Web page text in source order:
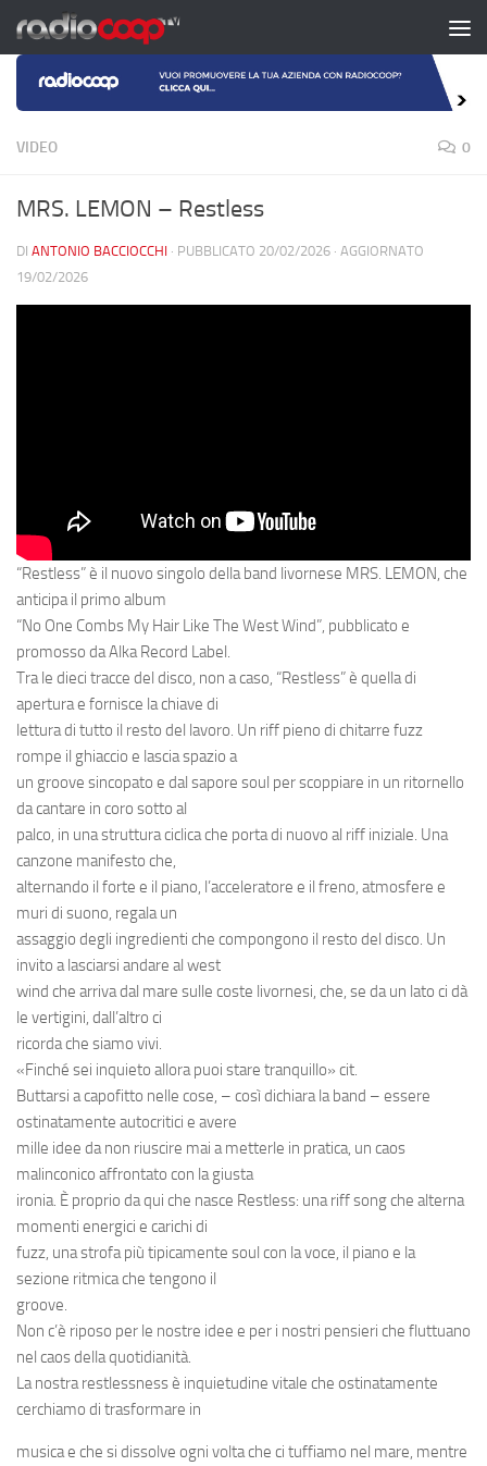
Salta al contenuto
VIDEO 0
MRS. LEMON – Restless
DI ANTONIO BACCIOCCHI · PUBBLICATO 20/02/2026 · AGGIORNATO
19/02/2026
“Restless” è il nuovo singolo della band livornese MRS. LEMON, che
anticipa il primo album
“No One Combs My Hair Like The West Wind”, pubblicato e
promosso da Alka Record Label.
Tra le dieci tracce del disco, non a caso, “Restless” è quella di
apertura e fornisce la chiave di
lettura di tutto il resto del lavoro. Un riff pieno di chitarre fuzz
rompe il ghiaccio e lascia spazio a
un groove sincopato e dal sapore soul per scoppiare in un ritornello
da cantare in coro sotto al
palco, in una struttura ciclica che porta di nuovo al riff iniziale. Una
canzone manifesto che,
alternando il forte e il piano, l’acceleratore e il freno, atmosfere e
muri di suono, regala un
assaggio degli ingredienti che compongono il resto del disco. Un
invito a lasciarsi andare al west
wind che arriva dal mare sulle coste livornesi, che, se da un lato ci dà
le vertigini, dall’altro ci
ricorda che siamo vivi.
«Finché sei inquieto allora puoi stare tranquillo» cit.
Buttarsi a capofitto nelle cose, – così dichiara la band – essere
ostinatamente autocritici e avere
mille idee da non riuscire mai a metterle in pratica, un caos
malinconico affrontato con la giusta
ironia. È proprio da qui che nasce Restless: una riff song che alterna
momenti energici e carichi di
fuzz, una strofa più tipicamente soul con la voce, il piano e la
sezione ritmica che tengono il
groove.
Non c’è riposo per le nostre idee e per i nostri pensieri che fluttuano
nel caos della quotidianità.
La nostra restlessness è inquietudine vitale che ostinatamente
cerchiamo di trasformare in
musica e che si dissolve ogni volta che ci tuffiamo nel mare, mentre